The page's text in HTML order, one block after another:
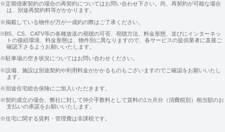
※定期借家契約の場合の再契約についてはお問い合わせ下さい。尚、再契約が可能な場合
は、別途再契約料等がかかります。
※掲載している物件が万が一成約の際はご了承ください。
※BS、CS、CATV等の各種放送の視聴の可否、視聴方法、料金形態、並びにインターネッ
トの接続環境、料金形態は、物件別に異なりますので、各サービスの提供業者に直接ご
確認下さるようお願いいたします。
※駐車場の空き状況についてはお問い合わせください。
※設備、施設は別途契約や利用料金がかかるものもございますのでご確認をお願いいたし
ます。
※別途住宅総合保険にご加入いただきます。
※契約成立の場合、弊社に対して仲介手数料として賃料の1カ月分（消費税別）相当額のお
支払いの承諾をお願いいたします。
※住宅に関する賃料・管理費は非課税です。